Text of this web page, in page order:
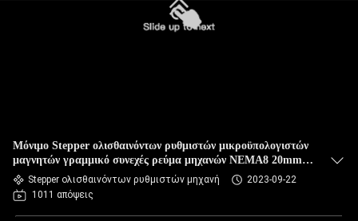
Μόνιμο Stepper ολισθαινόντων ρυθμιστών μικροϋπολογιστών
μαγνητών γραμμικό συνεχές ρεύμα μηχανών NEMA8 20mm
12vStepper ολισθαινόντων ρυθμιστών μηχανή
2023-09-22
1011 απόψεις